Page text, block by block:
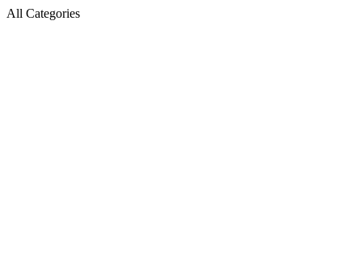
All Categories